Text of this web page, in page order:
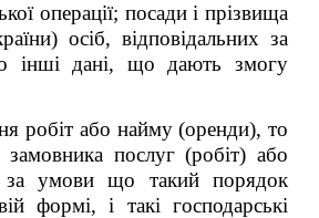
операції; посади і прізвища
осіб, відповідальних за
інші дані, що дають змогу
робіт або найму (оренди), то
замовника послуг (робіт) або
за умови що такий порядок
формі, і такі господарські